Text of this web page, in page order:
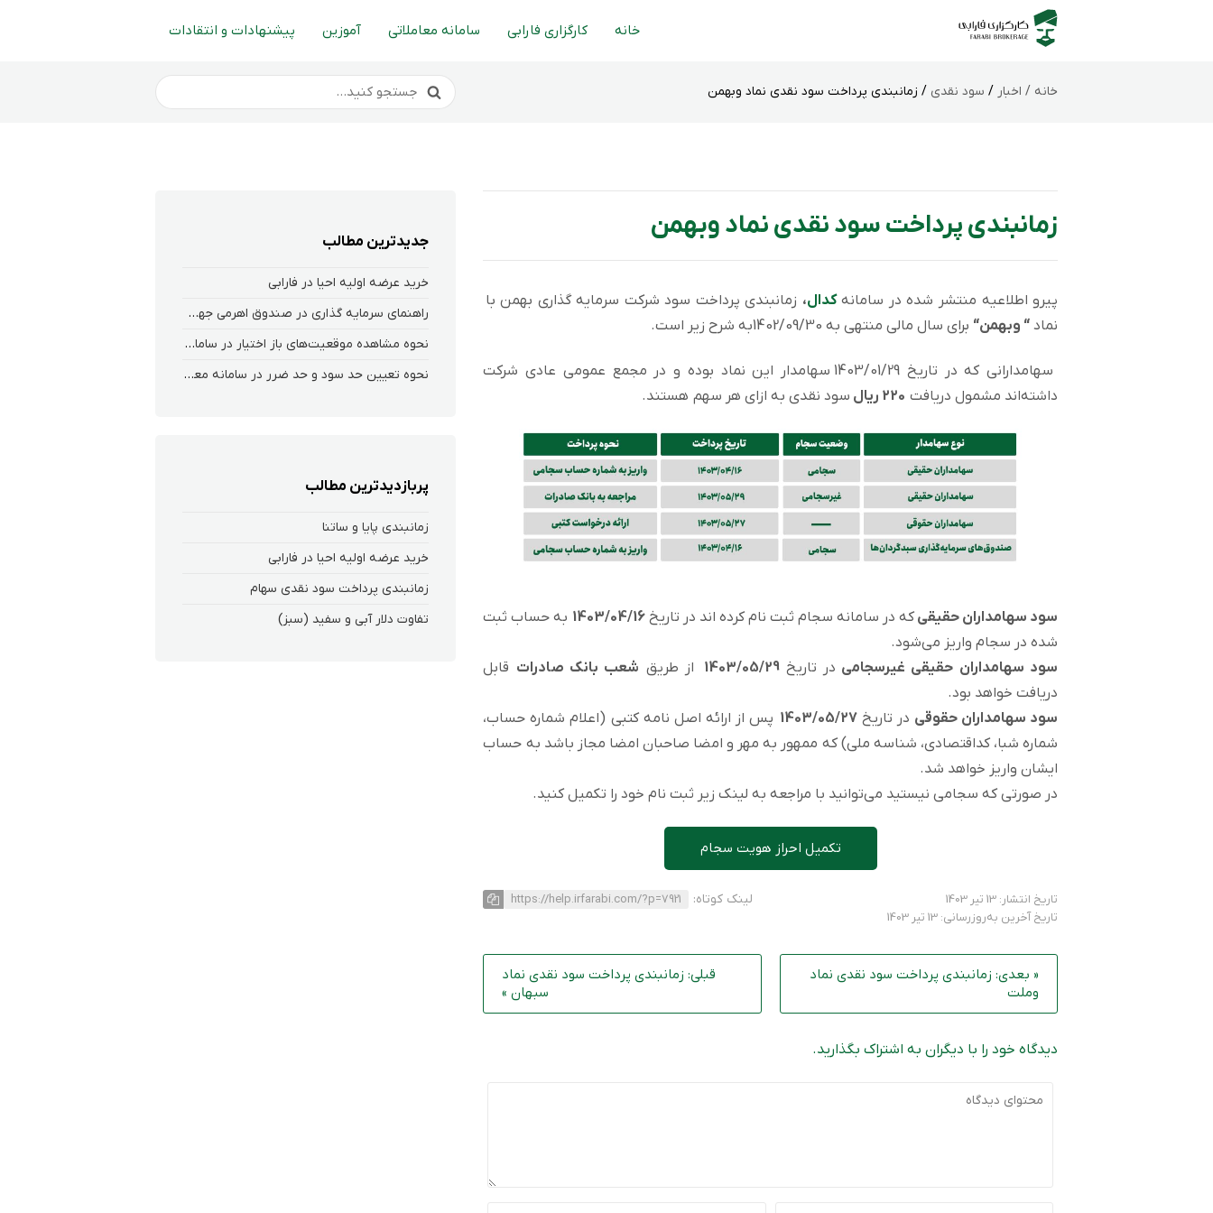
خانه کارگزاری فارابی سامانه معاملاتی آموزین پیشنهادات و انتقادات
خانه / اخبار / سود نقدی / زمانبندی پرداخت سود نقدی نماد وبهمن
زمانبندی پرداخت سود نقدی نماد وبهمن
پیرو اطلاعیه منتشر شده در سامانه کدال، زمانبندی پرداخت سود شركت سرمایه گذاری بهمن با
نماد “ وبهمن“ برای سال مالی منتهی به 1402/09/30به شرح زیر است.
سهامدارانی که در تاریخ 1403/01/29 سهامدار این نماد بوده و در مجمع عمومی عادی شرکت
داشته‌اند مشمول دریافت 220 ریال سود نقدی به ازای هر سهم هستند.
سود سهامداران حقیقیکه در سامانه سجام ثبت نام کرده اند در تاریخ1403/04/16 به حساب ثبت
شده در سجام واریز می‌شود.
سود سهامداران حقیقی غیرسجامی در تاریخ 1403/05/29 از طریق شعب بانک صادرات قابل
دریافت خواهد بود.
سود سهامداران حقوقی در تاریخ1403/05/27 پس از ارائه اصل نامه کتبی (اعلام شماره حساب،
شماره شبا، کداقتصادی، شناسه ملی) که ممهور به مهر و امضا صاحبان امضا مجاز باشد به حساب
ایشان واریز خواهد شد.
در صورتی که سجامی نیستید می‌توانید با مراجعه به لینک زیر ثبت نام خود را تکمیل کنید.
تکمیل احراز هویت سجام
تاریخ انتشار: 13 تیر 1403
تاریخ آخرین به‌روزرسانی: 13 تیر 1403
لینک کوتاه: https://help.irfarabi.com/?p=7921
« بعدی: زمانبندی پرداخت سود نقدی نماد
وملت
قبلی: زمانبندی پرداخت سود نقدی نماد
سبهان »
دیدگاه خود را با دیگران به اشتراک بگذارید.
جدیدترین مطالب
خرید عرضه اولیه احیا در فارابی
راهنمای سرمایه گذاری در صندوق اهرمی جهش
نحوه‌ مشاهده‌ موقعیت‌های باز اختیار در سامانه هلیوم و نکست
نحوه تعیین حد سود و حد ضرر در سامانه معاملاتی کارگزاری فارابی
پربازدیدترین مطالب
زمانبندی پایا و ساتنا
خرید عرضه اولیه احیا در فارابی
زمانبندی پرداخت سود نقدی سهام‌
تفاوت دلار آبی و سفید (سبز)